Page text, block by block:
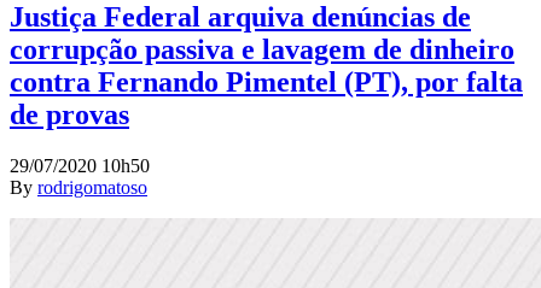
Justiça Federal arquiva denúncias de
corrupção passiva e lavagem de dinheiro
contra Fernando Pimentel (PT), por falta
de provas
29/07/2020 10h50
By rodrigomatoso